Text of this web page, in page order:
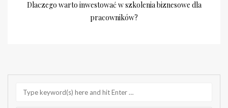
Dlaczego warto inwestować w szkolenia biznesowe dla
pracowników?